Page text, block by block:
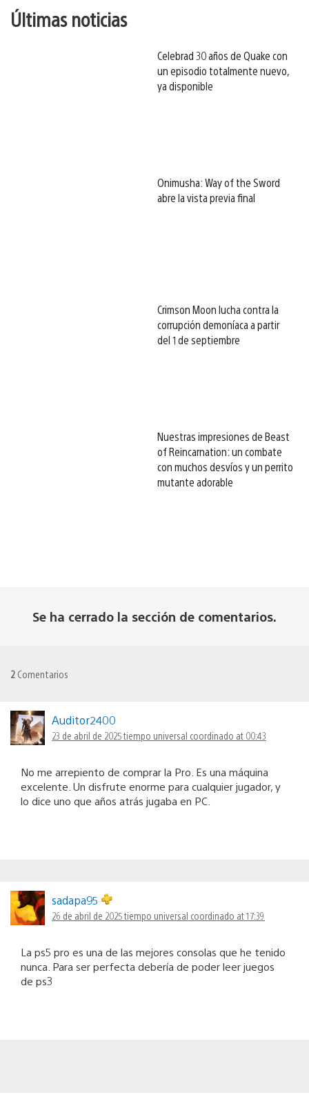
Últimas noticias
Celebrad 30 años de Quake con
un episodio totalmente nuevo,
ya disponible
Onimusha: Way of the Sword
abre la vista previa final
Crimson Moon lucha contra la
corrupción demoníaca a partir
del 1 de septiembre
Nuestras impresiones de Beast
of Reincarnation: un combate
con muchos desvíos y un perrito
mutante adorable
Se ha cerrado la sección de comentarios.
2 Comentarios
Auditor2400
23 de abril de 2025 tiempo universal coordinado at 00:43
No me arrepiento de comprar la Pro. Es una máquina
excelente. Un disfrute enorme para cualquier jugador, y
lo dice uno que años atrás jugaba en PC.
sadapa95
26 de abril de 2025 tiempo universal coordinado at 17:39
La ps5 pro es una de las mejores consolas que he tenido
nunca. Para ser perfecta debería de poder leer juegos
de ps3